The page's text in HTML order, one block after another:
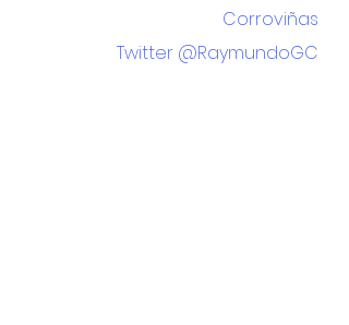
Corroviñas
Twitter @RaymundoGC